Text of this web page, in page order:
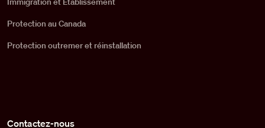
Protection au Canada
Protection outremer et réinstallation
Contactez-nous